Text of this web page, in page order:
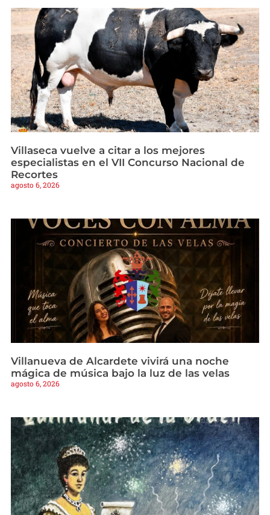
Villaseca vuelve a citar a los mejores
especialistas en el VII Concurso Nacional de
Recortes
agosto 6, 2026
Villanueva de Alcardete vivirá una noche
mágica de música bajo la luz de las velas
agosto 6, 2026